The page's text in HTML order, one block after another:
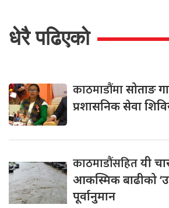
धेरै पढिएको
काठमाडौंमासोताङ
प्रशासनिक सेवा
काठमाडौंसहितयी
आकस्मिक बाढीको
पूर्वानुमान